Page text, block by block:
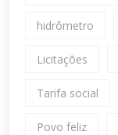
hidrômetro
Licitações
Tarifa social
Povo feliz